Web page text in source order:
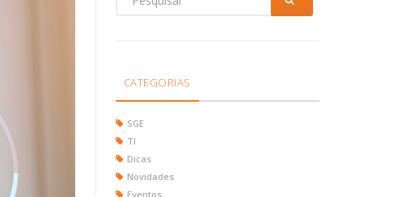
CATEGORIAS
SGE
TI
Dicas
Novidades
Eventos